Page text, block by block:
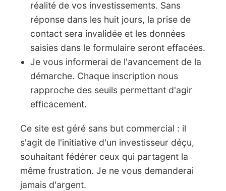
réalité de vos investissements. Sans
réponse dans les huit jours, la prise de
contact sera invalidée et les données
saisies dans le formulaire seront effacées.
Je vous informerai de l'avancement de la
démarche. Chaque inscription nous
rapproche des seuils permettant d'agir
efficacement.
Ce site est géré sans but commercial : il
s'agit de l'initiative d'un investisseur déçu,
souhaitant fédérer ceux qui partagent la
même frustration. Je ne vous demanderai
jamais d'argent.